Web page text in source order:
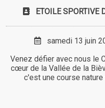
ETOILE SPORTIVE
samedi 13 juin
Venez défier avec nous le
cœur de la Vallée de la
c'est une course nature